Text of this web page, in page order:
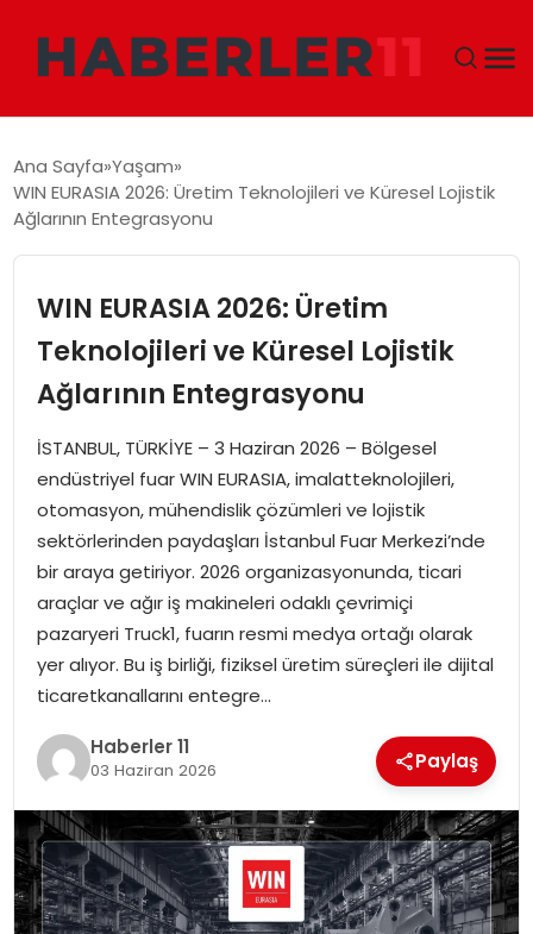
DÜNYA
TEKNOLOJI
EĞITIM
MAGAZIN
SPOR
YAŞAM
Ana Sayfa Yaşam
WIN EURASIA 2026: Üretim Teknolojileri ve Küresel Lojistik
Ağlarının Entegrasyonu
WIN EURASIA 2026: Üretim
Teknolojileri ve Küresel Lojistik
Ağlarının Entegrasyonu
İSTANBUL, TÜRKİYE – 3 Haziran 2026 – Bölgesel
endüstriyel fuar WIN EURASIA, imalatteknolojileri,
otomasyon, mühendislik çözümleri ve lojistik
sektörlerinden paydaşları İstanbul Fuar Merkezi’nde
bir araya getiriyor. 2026 organizasyonunda, ticari
araçlar ve ağır iş makineleri odaklı çevrimiçi
pazaryeri Truck1, fuarın resmi medya ortağı olarak
yer alıyor. Bu iş birliği, fiziksel üretim süreçleri ile dijital
ticaretkanallarını entegre…
Haberler 11
03 Haziran 2026 Paylaş